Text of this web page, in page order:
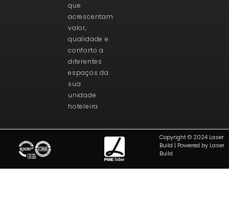
que
acrescentam
valor,
qualidade e
conforto a
diferentes
espaços da
sua
unidade
hoteleira.
Copyright © 2024 Laser
Build | Powered by Laser
Build